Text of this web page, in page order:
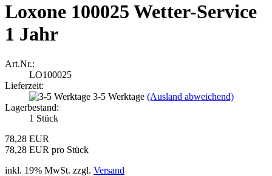
Loxone 100025 Wetter-Service
1 Jahr
Art.Nr.:
LO100025
Lieferzeit:
3-5 Werktage (Ausland abweichend)
Lagerbestand:
1 Stück
78,28 EUR
78,28 EUR pro Stück
inkl. 19% MwSt. zzgl. Versand